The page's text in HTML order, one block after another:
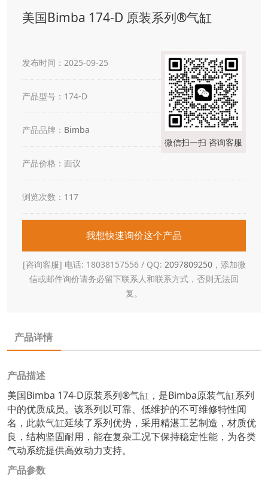
美国Bimba 174-D 原装系列®气缸
发布时间：2025-09-25
产品型号：174-D
产品品牌： Bimba
产品价格：面议
浏览次数：117
我想快速询价这个产品
[咨询客服] 电话: 18038157556 / QQ: 2097809250，添加微
信或邮件询价请务必留下联系人和联系方式，否则无法回
复。
微信扫一扫 咨询客服
产品详情
产品描述
美国Bimba 174-D原装系列®气缸 ，是Bimba原装气缸系列
中的优质成员。该系列以可靠、低维护的不可维修特性闻
名，此款气缸延续了系列优势，采用精湛工艺制造，材质优
良，结构坚固耐用，能在复杂工况下保持稳定性能，为各类
气动系统提供高效动力支持。
产品参数